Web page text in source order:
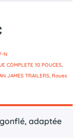
N
COMPLETE 10 POUCES,
JAMES TRAILERS, Roues
adaptée